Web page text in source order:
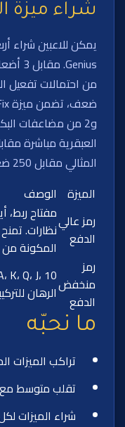
شراء ميزة
و2 من مضاعفات
المثالي مقابل 250 ضعف الرهان.
الميزة الوصف
رمز عالي
الدفع
مفتاح ربط،
المكونة من 5 رموز متطابقة.
رمز
منخفض
الدفع
الرهان للتركيبات
ما نحبّه
تراكب الميزات
تقلب متوسط مع حد
شراء الميزات